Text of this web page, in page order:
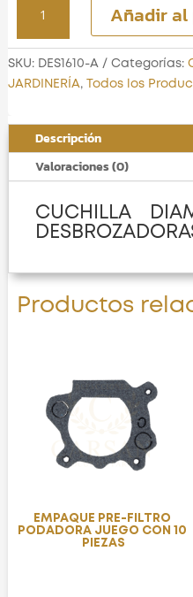
DIAMANTE
14"
PARA
DESBROZADORAS
Añadir al
SKU: DES1610-A Categorías:
JARDINERÍA, Todos los
Descripción
Valoraciones (0)
CUCHILLA
Productos
EMPAQUE PRE-FILTRO
PODADORA JUEGO CON 10
PIEZAS